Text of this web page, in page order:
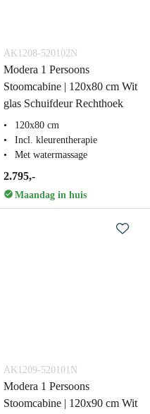
AK1208-520102N
Modera 1 Persoons
Stoomcabine | 120x80 cm Wit
glas Schuifdeur Rechthoek
120x80 cm
Incl. kleurentherapie
Met watermassage
2.795,-
Maandag in huis
AK1209-520101N
Modera 1 Persoons
Stoomcabine | 120x90 cm Wit